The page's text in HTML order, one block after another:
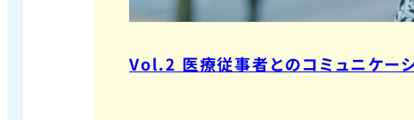
Vol.2 医療従事者とのコミュニケー